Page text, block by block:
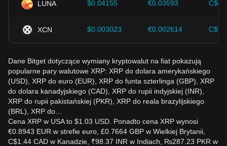
LUNA $0.04155 €0.03593
XCN $0.003023 €0.002614
Dane Bitget dotyczące wymiany kryptowalut na fiat pokazują
popularne pary walutowe XRP: XRP do dolara amerykańskiego
(USD), XRP do euro (EUR), XRP do funta szterlinga (GBP), XRP
do dolara kanadyjskiego (CAD), XRP do rupii indyjskiej (INR),
XRP do rupii pakistańskiej (PKR), XRP do reala brazylijskiego
(BRL), XRP do…
Cena XRP w USA to $1.03 USD. Ponadto cena XRP wynosi
€0.8943 EUR w strefie euro, £0.7664 GBP w Wielkiej Brytanii,
C$1.44 CAD w Kanadzie, ₹98.37 INR w Indiach, ₨287.23 PKR w